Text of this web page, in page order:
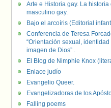
Arte e Historia gay. La historia
masculino gay.
Bajo el arcoíris (Editorial
Conferencia de Teresa
“Orientación sexual,
imagen de Dios” .
El Blog de Nimphie Knox
Enlace judío
Evangelio Queer.
Evangelizadoras de los
Falling poems